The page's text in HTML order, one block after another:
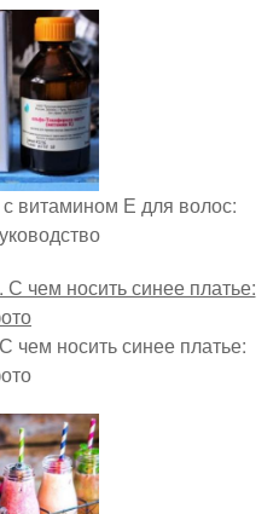
витамином Е для волос:
чем носить синее платье: